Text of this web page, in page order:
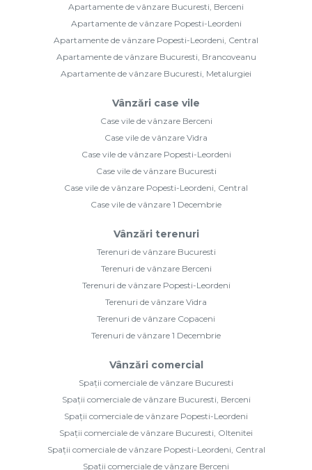
Apartamente de vânzare Bucuresti, Berceni
Apartamente de vânzare Popesti-Leordeni
Apartamente de vânzare Popesti-Leordeni, Central
Apartamente de vânzare Bucuresti, Brancoveanu
Apartamente de vânzare Bucuresti, Metalurgiei
Vânzări case vile
Case vile de vânzare Berceni
Case vile de vânzare Vidra
Case vile de vânzare Popesti-Leordeni
Case vile de vânzare Bucuresti
Case vile de vânzare Popesti-Leordeni, Central
Case vile de vânzare 1 Decembrie
Vânzări terenuri
Terenuri de vânzare Bucuresti
Terenuri de vânzare Berceni
Terenuri de vânzare Popesti-Leordeni
Terenuri de vânzare Vidra
Terenuri de vânzare Copaceni
Terenuri de vânzare 1 Decembrie
Vânzări comercial
Spații comerciale de vânzare Bucuresti
Spații comerciale de vânzare Bucuresti, Berceni
Spații comerciale de vânzare Popesti-Leordeni
Spații comerciale de vânzare Bucuresti, Oltenitei
Spații comerciale de vânzare Popesti-Leordeni, Central
Spații comerciale de vânzare Berceni